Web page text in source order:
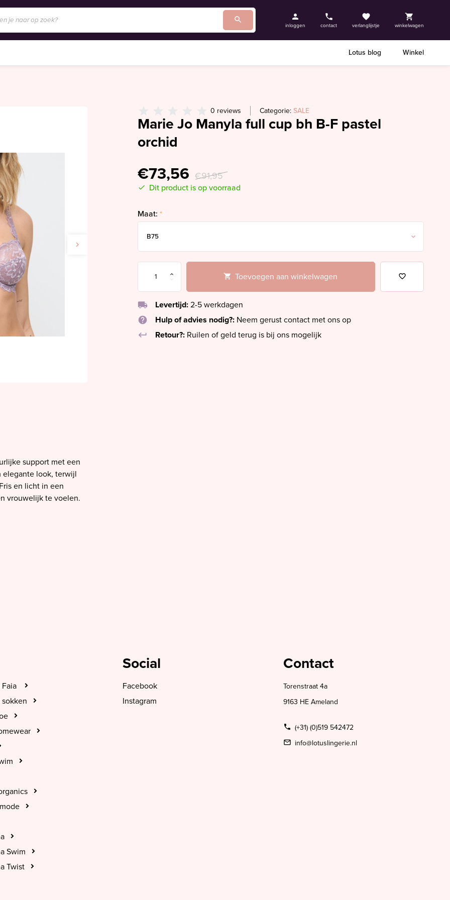
inloggen contact verlanglijstje winkelwagen
Lotus blog Winkel
0 reviews Categorie: SALE
Marie Jo Manyla full cup bh B-F pastel
orchid
€73,56 €91,95
Dit product is op voorraad
Maat: *
Toevoegen aan winkelwagen
local_shipping Levertijd: 2-5 werkdagen
help
Hulp of advies nodig?: Neem gerust contact met ons op
keyboard_return
Retour?: Ruilen of geld terug is bij ons mogelijk
support met een
elegante look, terwijl
en licht in een
vrouwelijk te voelen.
sokken
Swim
Twist
Social
Facebook
Instagram
Contact
Torenstraat 4a
9163 HE Ameland
(+31) (0)519 542472
info@lotuslingerie.nl